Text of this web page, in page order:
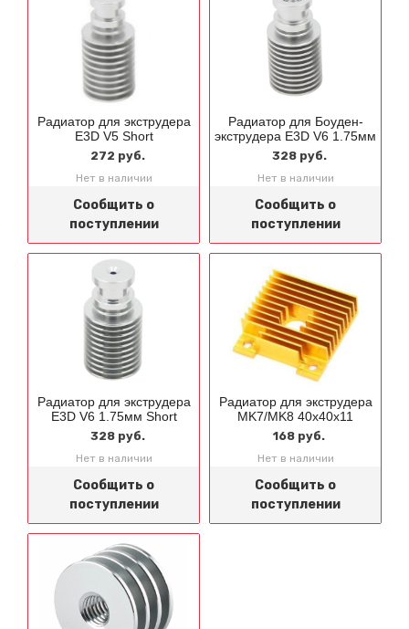
Радиатор для экструдера
E3D V5 Short
272 руб.
Нет в наличии
Сообщить о
поступлении
Радиатор для Боуден-
экструдера E3D V6 1.75мм
328 руб.
Нет в наличии
Сообщить о
поступлении
Радиатор для экструдера
E3D V6 1.75мм Short
328 руб.
Нет в наличии
Сообщить о
поступлении
Радиатор для экструдера
MK7/MK8 40x40x11
168 руб.
Нет в наличии
Сообщить о
поступлении